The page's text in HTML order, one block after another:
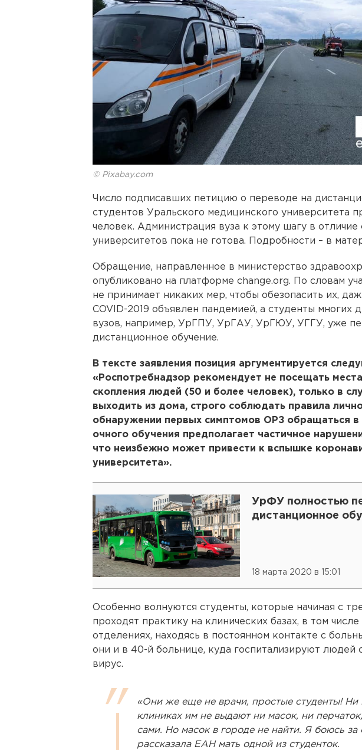
© Pixabay.com
Число подписавших петицию о переводе на
студентов Уральского медицинского университета
человек. Администрация вуза к этому шагу в отличие
университетов пока не готова. Подробности – в
Обращение, направленное в министерство
опубликовано на платформе change.org. По словам
не принимает никаких мер, чтобы обезопасить их,
COVID-2019 объявлен пандемией, а студенты многих
вузов, например, УрГПУ, УрГАУ, УрГЮУ, УГГУ, уже
дистанционное обучение.
В тексте заявления позиция аргументируется
«Роспотребнадзор рекомендует не посещать
скопления людей (50 и более человек), только в
выходить из дома, строго соблюдать правила
обнаружении первых симптомов ОРЗ обращаться
очного обучения предполагает частичное
что неизбежно может привести к вспышке
университета».
УрФУ полностью
дистанционное
18 марта 2020 в 15:01
Особенно волнуются студенты, которые начиная с
проходят практику на клинических базах, в том
отделениях, находясь в постоянном контакте с
они и в 40-й больнице, куда госпитализируют людей
вирус.
«Они же еще не врачи, простые студенты! Ни
клиниках им не выдают ни масок, ни
сами. Но масок в городе не найти. Я боюсь за
рассказала ЕАН мать одной из студенток.